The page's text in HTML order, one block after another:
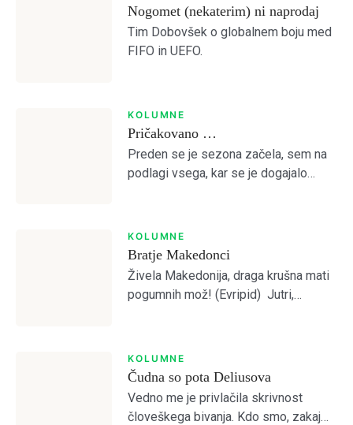
Nogomet (nekaterim) ni naprodaj
Tim Dobovšek o globalnem boju med
FIFO in UEFO.
KOLUMNE
Pričakovano …
Preden se je sezona začela, sem na
podlagi vsega, kar se je dogajalo
Otvoritvena tekma z Bravom je to […]
KOLUMNE
Bratje Makedonci
Živela Makedonija, draga krušna mati
pogumnih mož! (Evripid) Jutri,
Makedonskega etnografskega
muzeja, ki jih bo moral nekdo plačati.
(Lidija Dimovska) […]
KOLUMNE
Čudna so pota Deliusova
Vedno me je privlačila skrivnost
človeškega bivanja. Kdo smo, zakaj
Remember Me Lost your password?
NAPREJ PRESKOČITE